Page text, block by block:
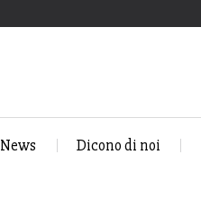
News Dicono di noi